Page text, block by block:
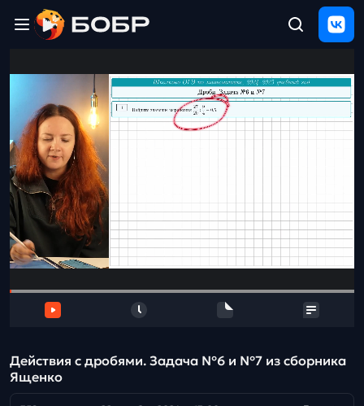
Полезные
материалы
Проверка
сочинений
Тех
поддержка
и
Действия с дробями. Задача №6 и №7 из сборника
Ященко